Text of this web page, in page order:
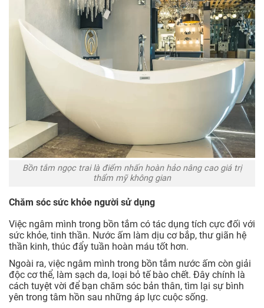
Bồn tắm ngọc trai là điểm nhấn hoàn hảo nâng cao giá trị
thẩm mỹ không gian
Chăm sóc sức khỏe người sử dụng
Việc ngâm mình trong bồn tắm có tác dụng tích cực đối với
sức khỏe, tinh thần. Nước ấm làm dịu cơ bắp, thư giãn hệ
thần kinh, thúc đẩy tuần hoàn máu tốt hơn.
Ngoài ra, việc ngâm mình trong bồn tắm nước ấm còn giải
độc cơ thể, làm sạch da, loại bỏ tế bào chết. Đây chính là
cách tuyệt vời để bạn chăm sóc bản thân, tìm lại sự bình
yên trong tâm hồn sau những áp lực cuộc sống.